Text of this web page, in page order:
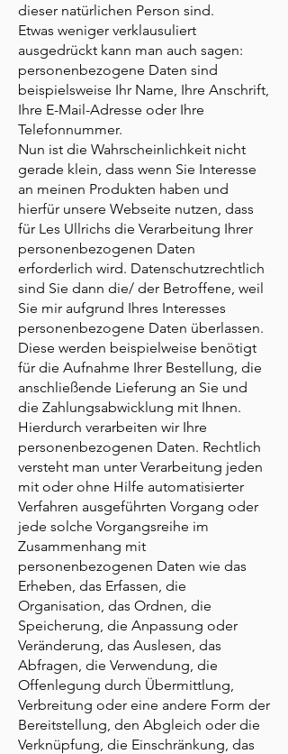
dieser natürlichen Person sind.
Etwas weniger verklausuliert
ausgedrückt kann man auch sagen:
personenbezogene Daten sind
beispielsweise Ihr Name, Ihre Anschrift,
Ihre E-Mail-Adresse oder Ihre
Telefonnummer.
Nun ist die Wahrscheinlichkeit nicht
gerade klein, dass wenn Sie Interesse
an meinen Produkten haben und
hierfür unsere Webseite nutzen, dass
für Les Ullrichs die Verarbeitung Ihrer
personenbezogenen Daten
erforderlich wird. Datenschutzrechtlich
sind Sie dann die/ der Betroffene, weil
Sie mir aufgrund Ihres Interesses
personenbezogene Daten überlassen.
Diese werden beispielweise benötigt
für die Aufnahme Ihrer Bestellung, die
anschließende Lieferung an Sie und
die Zahlungsabwicklung mit Ihnen.
Hierdurch verarbeiten wir Ihre
personenbezogenen Daten. Rechtlich
versteht man unter Verarbeitung jeden
mit oder ohne Hilfe automatisierter
Verfahren ausgeführten Vorgang oder
jede solche Vorgangsreihe im
Zusammenhang mit
personenbezogenen Daten wie das
Erheben, das Erfassen, die
Organisation, das Ordnen, die
Speicherung, die Anpassung oder
Veränderung, das Auslesen, das
Abfragen, die Verwendung, die
Offenlegung durch Übermittlung,
Verbreitung oder eine andere Form der
Bereitstellung, den Abgleich oder die
Verknüpfung, die Einschränkung, das